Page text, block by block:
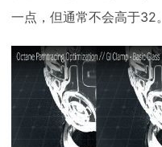
一点，但通常不会高于32。